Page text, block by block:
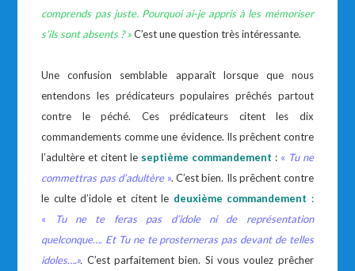
comprends pas juste. Pourquoi ai-je appris à les mémoriser
s’ils sont absents ? »C’est une question très intéressante.
Une confusion semblable apparaît lorsque que nous
entendons les prédicateurs populaires prêchés partout
contre le péché. Ces prédicateurs citent les dix
commandements comme une évidence. Ils prêchent contre
l’adultère et citent le septième commandement : « Tu ne
commettras pas d’adultère ». C’est bien. Ils prêchent contre
le culte d’idole et citent le deuxième commandement :
«
Tu ne te feras pas d’idole ni de représentation
quelconque…. Et Tu ne te prosterneras pas devant de telles
idoles….». C’est parfaitement bien. Si vous voulez prêcher